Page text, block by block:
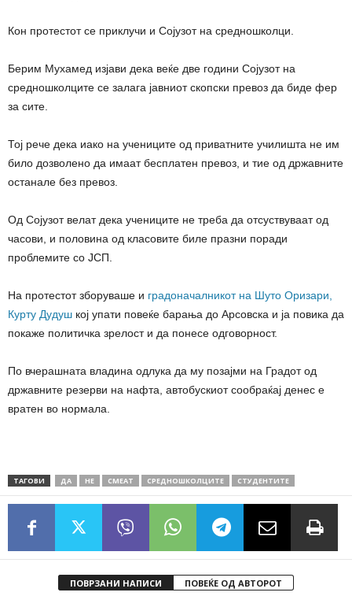
Кон протестот се приклучи и Сојузот на средношколци.
Берим Мухамед изјави дека веќе две години Сојузот на
средношколците се залага јавниот скопски превоз да биде фер
за сите.
Тој рече дека иако на учениците од приватните училишта не им
било дозволено да имаат бесплатен превоз, и тие од државните
останале без превоз.
Од Сојузот велат дека учениците не треба да отсуствуваат од
часови, и половина од класовите биле празни поради
проблемите со ЈСП.
На протестот зборуваше и градоначалникот на Шуто Оризари,
Курту Дудуш кој упати повеќе барања до Арсовска и ја повика да
покаже политичка зрелост и да понесе одговорност.
По вчерашната владина одлука да му позајми на Градот од
државните резерви на нафта, автобускиот сообраќај денес е
вратен во нормала.
ТАГОВИ ДА НЕ СМЕАТ СРЕДНОШКОЛЦИТЕ СТУДЕНТИТЕ
ПОВРЗАНИ НАПИСИ ПОВЕЌЕ ОД АВТОРОТ